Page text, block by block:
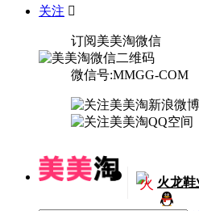
关注 
订阅美美淘微信
微信号:MMGG-COM
火 火龙鞋